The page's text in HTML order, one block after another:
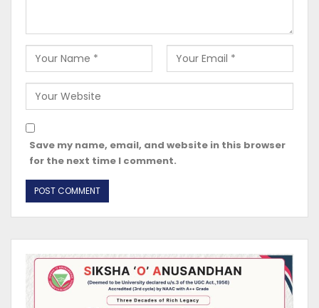
Save my name, email, and website in this browser
for the next time I comment.